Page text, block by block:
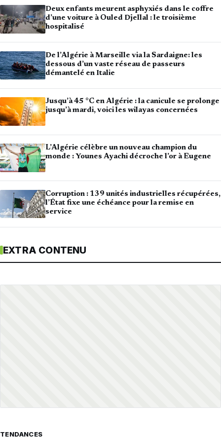
Deux enfants meurent asphyxiés dans le coffre
d’une voiture à Ouled Djellal : le troisième
hospitalisé
De l’Algérie à Marseille via la Sardaigne: les
dessous d’un vaste réseau de passeurs
démantelé en Italie
Jusqu’à 45 °C en Algérie : la canicule se prolonge
jusqu’à mardi, voici les wilayas concernées
L’Algérie célèbre un nouveau champion du
monde : Younes Ayachi décroche l’or à Eugene
Corruption : 139 unités industrielles récupérées,
l’État fixe une échéance pour la remise en
service
EXTRA CONTENU
TENDANCES